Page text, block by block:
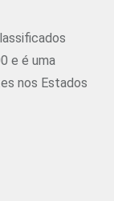
e é uma
nos Estados